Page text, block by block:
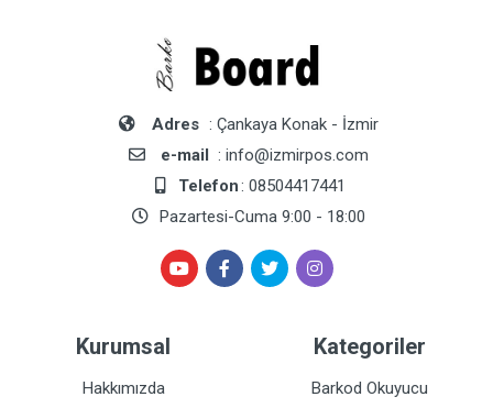
Adres : Çankaya Konak - İzmir
e-mail : info@izmirpos.com
Telefon: 08504417441
Pazartesi-Cuma 9:00 - 18:00
Kurumsal
Hakkımızda
Kategoriler
Barkod Okuyucu